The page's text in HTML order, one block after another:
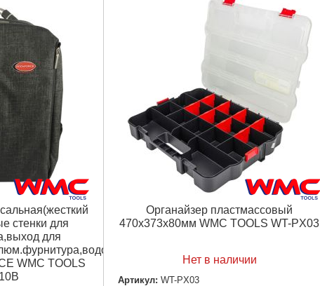
стенки для
для
WMC TOOLS
Органайзер пластмассовый
470x373x80мм WMC TOOLS WT-PX03
Нет в наличии
Артикул: WT-PX03